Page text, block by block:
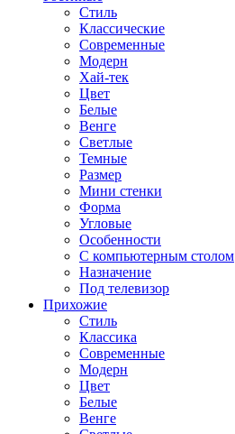
Стиль
Классические
Современные
Модерн
Хай-тек
Цвет
Белые
Венге
Светлые
Темные
Размер
Мини стенки
Форма
Угловые
Особенности
С компьютерным столом
Назначение
Под телевизор
Прихожие
Стиль
Классика
Современные
Модерн
Цвет
Белые
Венге